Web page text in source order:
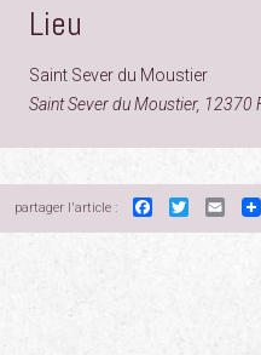
Lieu
Saint Sever du Moustier
Saint Sever du Moustier, 12370
partager l'article : Facebook
TwitterEmail